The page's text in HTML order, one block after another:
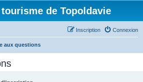
de Topoldavie
Connexion
Inscription
aux questions